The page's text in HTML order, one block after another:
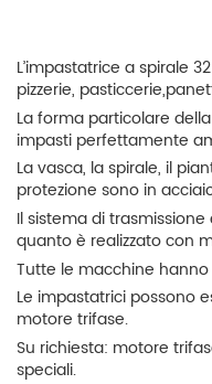
L’impastatrice a spirale
pizzerie,
La forma particolare
impasti perfettamente
La vasca, la spirale, il
protezione sono in
Il sistema di
quanto è realizzato con
Tutte le macchine
Le impastatrici possono
motore trifase.
Su richiesta: motore
speciali.